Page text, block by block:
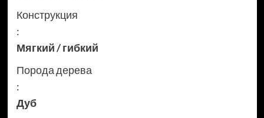
Конструкция
:
Мягкий / гибкий
Порода дерева
:
Дуб